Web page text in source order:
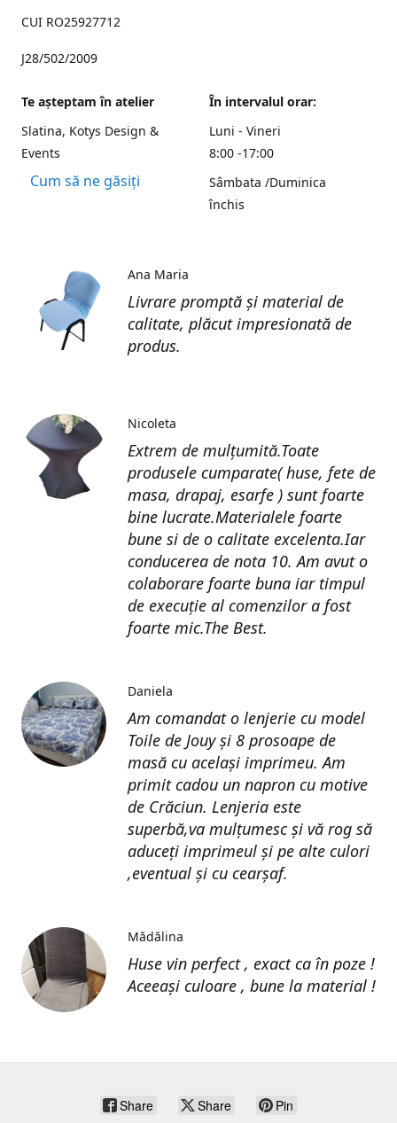
CUI RO25927712
J28/502/2009
Te aşteptam în atelier
Slatina, Kotys Design &
Events
Cum să ne găsiți
În intervalul orar:
Luni - Vineri
8:00 -17:00
Sâmbata /Duminica
închis
Livrare promptă și material de
calitate, plăcut impresionată de
produs.
Ana Maria
Extrem de mulțumită.Toate
produsele cumparate( huse, fete de
masa, drapaj, esarfe ) sunt foarte
bine lucrate.Materialele foarte
bune si de o calitate excelenta.Iar
conducerea de nota 10. Am avut o
colaborare foarte buna iar timpul
de execuție al comenzilor a fost
foarte mic.The Best.
Nicoleta
Am comandat o lenjerie cu model
Toile de Jouy și 8 prosoape de
masă cu același imprimeu. Am
primit cadou un napron cu motive
de Crăciun. Lenjeria este
superbă,va mulțumesc și vă rog să
aduceți imprimeul și pe alte culori
,eventual și cu cearșaf.
Daniela
Huse vin perfect , exact ca în poze !
Aceeași culoare , bune la material !
Mădălina
Share Share Pin